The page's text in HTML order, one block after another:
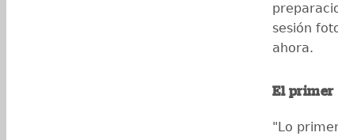
sesión
ahora.
El primer
"Lo